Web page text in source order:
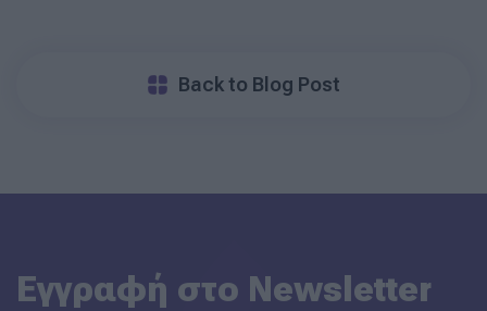
Back to Blog Post
Εγγραφή στο Newsletter